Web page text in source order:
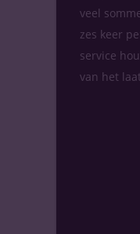
veel
zes keer
service
van het